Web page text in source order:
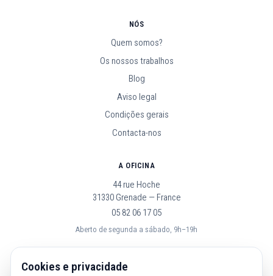
NÓS
Quem somos?
Os nossos trabalhos
Blog
Aviso legal
Condições gerais
Contacta-nos
A OFICINA
44 rue Hoche
31330 Grenade — France
05 82 06 17 05
Aberto de segunda a sábado, 9h–19h
SEGUE-NOS
Cookies e privacidade